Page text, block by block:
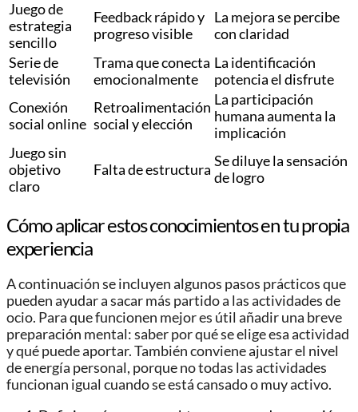
Juego de
estrategia
sencillo
Feedback rápido y
progreso visible
La mejora se percibe
con claridad
Serie de
televisión
Trama que conecta
emocionalmente
La identificación
potencia el disfrute
Conexión
social online
Retroalimentación
social y elección
La participación
humana aumenta la
implicación
Juego sin
objetivo
claro
Falta de estructura
Se diluye la sensación
de logro
Cómo aplicar estos conocimientos en tu propia
experiencia
A continuación se incluyen algunos pasos prácticos que
pueden ayudar a sacar más partido a las actividades de
ocio. Para que funcionen mejor es útil añadir una breve
preparación mental: saber por qué se elige esa actividad
y qué puede aportar. También conviene ajustar el nivel
de energía personal, porque no todas las actividades
funcionan igual cuando se está cansado o muy activo.